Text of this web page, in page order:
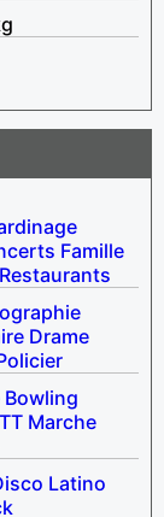
Famille
Restaurants
Drame
Bowling
Marche
Latino